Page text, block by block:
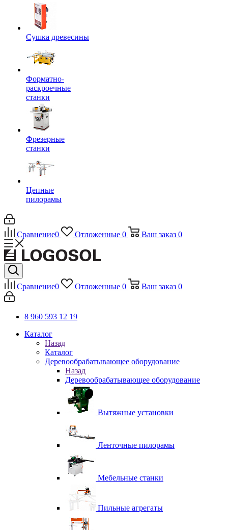
Сушка древесины
Форматно-
раскроечные
станки
Фрезерные
станки
Цепные
пилорамы
Сравнение0 Отложенные 0 Ваш заказ 0
Сравнение0 Отложенные 0 Ваш заказ 0
8 960 593 12 19
Каталог
Назад
Каталог
Деревообрабатывающее оборудование
Назад
Деревообрабатывающее оборудование
Вытяжные установки
Ленточные пилорамы
Мебельные станки
Пильные агрегаты